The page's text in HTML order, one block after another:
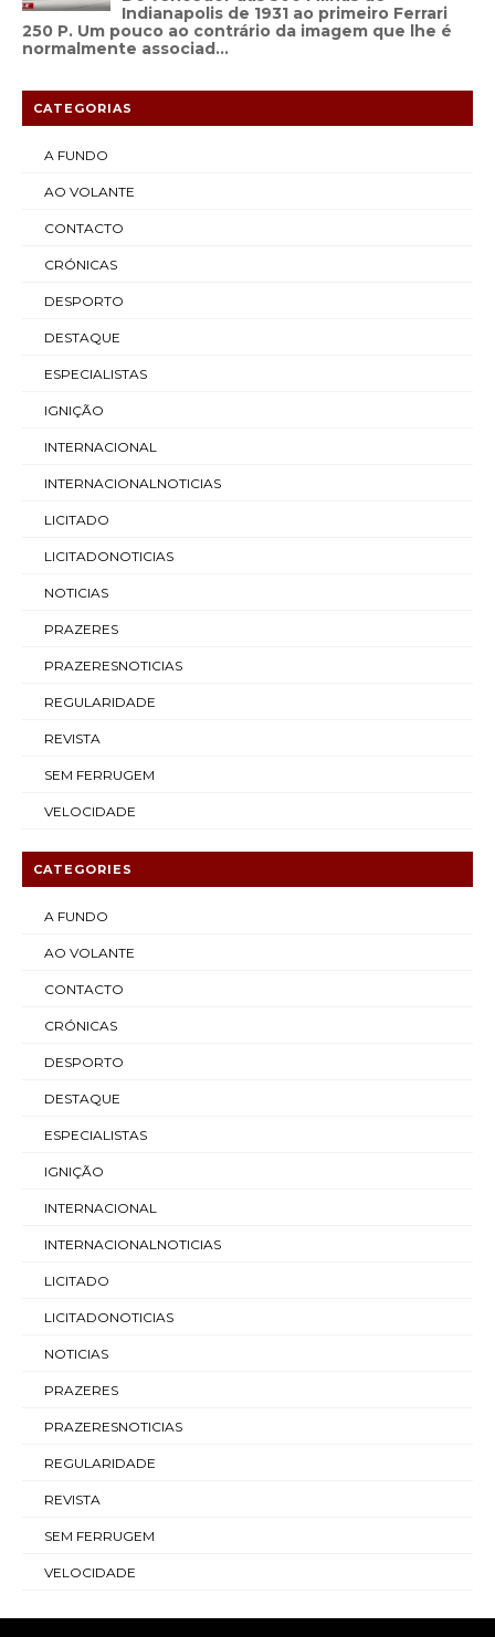
Indianapolis de 1931 ao primeiro Ferrari
250 P. Um pouco ao contrário da imagem que lhe é
normalmente associad...
CATEGORIAS
A FUNDO
AO VOLANTE
CONTACTO
CRÓNICAS
DESPORTO
DESTAQUE
ESPECIALISTAS
IGNIÇÃO
INTERNACIONAL
INTERNACIONALNOTICIAS
LICITADO
LICITADONOTICIAS
NOTICIAS
PRAZERES
PRAZERESNOTICIAS
REGULARIDADE
REVISTA
SEM FERRUGEM
VELOCIDADE
CATEGORIES
A FUNDO
AO VOLANTE
CONTACTO
CRÓNICAS
DESPORTO
DESTAQUE
ESPECIALISTAS
IGNIÇÃO
INTERNACIONAL
INTERNACIONALNOTICIAS
LICITADO
LICITADONOTICIAS
NOTICIAS
PRAZERES
PRAZERESNOTICIAS
REGULARIDADE
REVISTA
SEM FERRUGEM
VELOCIDADE